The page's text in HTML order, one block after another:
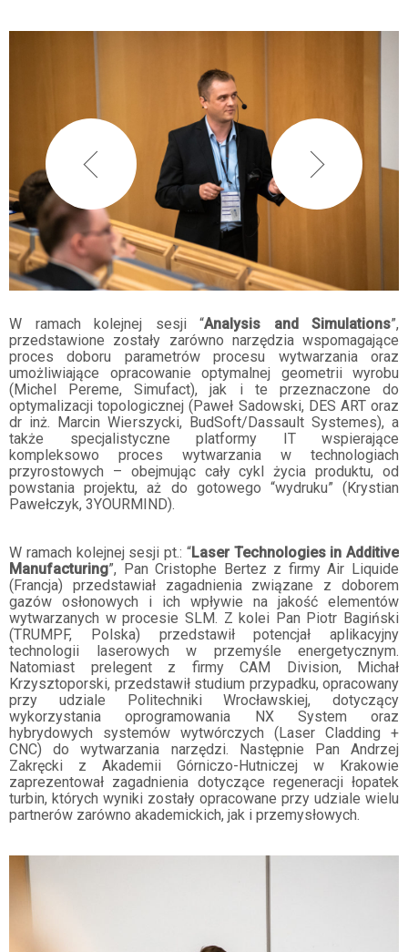
W ramach kolejnej sesji “Analysis and Simulations”,
przedstawione zostały zarówno narzędzia wspomagające
proces doboru parametrów procesu wytwarzania oraz
umożliwiające opracowanie optymalnej geometrii wyrobu
(Michel Pereme, Simufact), jak i te przeznaczone do
optymalizacji topologicznej (Paweł Sadowski, DES ART oraz
dr inż. Marcin Wierszycki, BudSoft/Dassault Systemes), a
także specjalistyczne platformy IT wspierające
kompleksowo proces wytwarzania w technologiach
przyrostowych – obejmując cały cykl życia produktu, od
powstania projektu, aż do gotowego “wydruku” (Krystian
Pawełczyk, 3YOURMIND).
W ramach kolejnej sesji pt.: “Laser Technologies in Additive
Manufacturing”, Pan Cristophe Bertez z firmy Air Liquide
(Francja) przedstawiał zagadnienia związane z doborem
gazów osłonowych i ich wpływie na jakość elementów
wytwarzanych w procesie SLM. Z kolei Pan Piotr Bagiński
(TRUMPF, Polska) przedstawił potencjał aplikacyjny
technologii laserowych w przemyśle energetycznym.
Natomiast prelegent z firmy CAM Division, Michał
Krzysztoporski, przedstawił studium przypadku, opracowany
przy udziale Politechniki Wrocławskiej, dotyczący
wykorzystania oprogramowania NX System oraz
hybrydowych systemów wytwórczych (Laser Cladding +
CNC) do wytwarzania narzędzi. Następnie Pan Andrzej
Zakręcki z Akademii Górniczo-Hutniczej w Krakowie
zaprezentował zagadnienia dotyczące regeneracji łopatek
turbin, których wyniki zostały opracowane przy udziale wielu
partnerów zarówno akademickich, jak i przemysłowych.